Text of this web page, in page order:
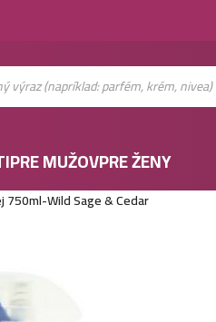
PRE MUŽOVPRE ŽENY
750ml-Wild Sage & Cedar